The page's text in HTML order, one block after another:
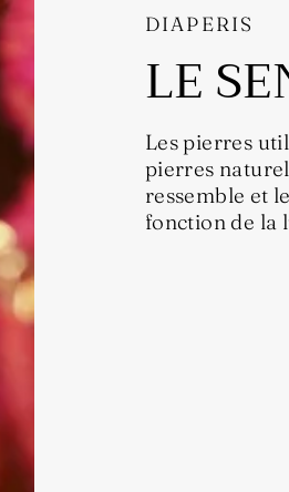
DIAPERIS
LE
Les pierres
pierres
ressemble et
fonction de la